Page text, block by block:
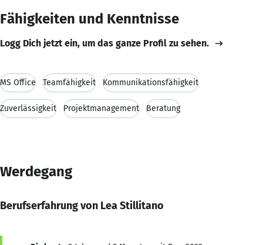
Fähigkeiten und Kenntnisse
Logg Dich jetzt ein, um das ganze Profil zu sehen.
MS Office Teamfähigkeit Kommunikationsfähigkeit
Zuverlässigkeit Projektmanagement Beratung
Werdegang
Berufserfahrung von Lea Stillitano